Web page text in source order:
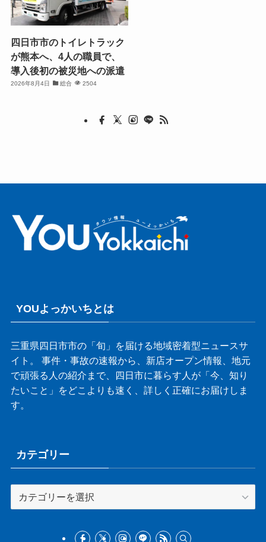
四日市市のトイレトラック
が熊本へ、4人の職員で、
導入後初の被災地への派遣
2026年8月4日 総合 2504
YOUよっかいちとは
三重県四日市市の「旬」を届ける地域密着型ニュースサ
イト。 事件・事故の速報から、新店オープン情報、地元
で頑張る人の紹介まで、四日市に暮らす人が「今、知り
たいこと」をどこよりも速く、詳しく正確にお届けしま
す。
カテゴリー
テ